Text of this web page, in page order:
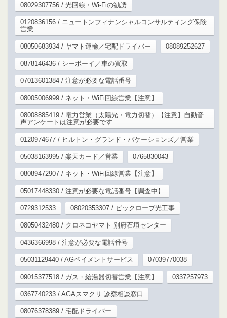
08029307756 / 光回線・Wi-Fiの勧誘
0120836156 / ニュートンフィナンシャルコンサルティング保険
営業
08050683934 / ヤマト運輸／宅配ドライバー 08089252627
0878146436 / シーボーイ／車の買取
07013601384 / 注意が必要な電話番号
08005006999 / ネット・WiFi回線営業【注意】
08008885419 / 電力営業（太陽光・電力切替）【注意】自動音
声アンケートは注意が必要です
0120974677 / ヒルトン・グランド・バケーションズ／営業
05038163995 / 楽天カード／営業 0765830043
08089472907 / ネット・WiFi回線営業【注意】
05017448330 / 注意が必要な電話番号【調査中】
0729312533 08020353307 / ビックローブ光工事
08050432480 / クロネコヤマト 別府石垣センター
0436366998 / 注意が必要な電話番号
05031129440 / AGペイメントサービス 07039770038
09015377518 / ガス・給湯器切替営業【注意】 0337257973
0367740233 / AGAスマクリ 診察相談窓口
08076378389 / 宅配ドライバー